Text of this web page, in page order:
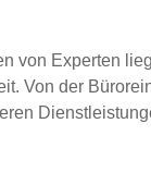
von Experten
Von der